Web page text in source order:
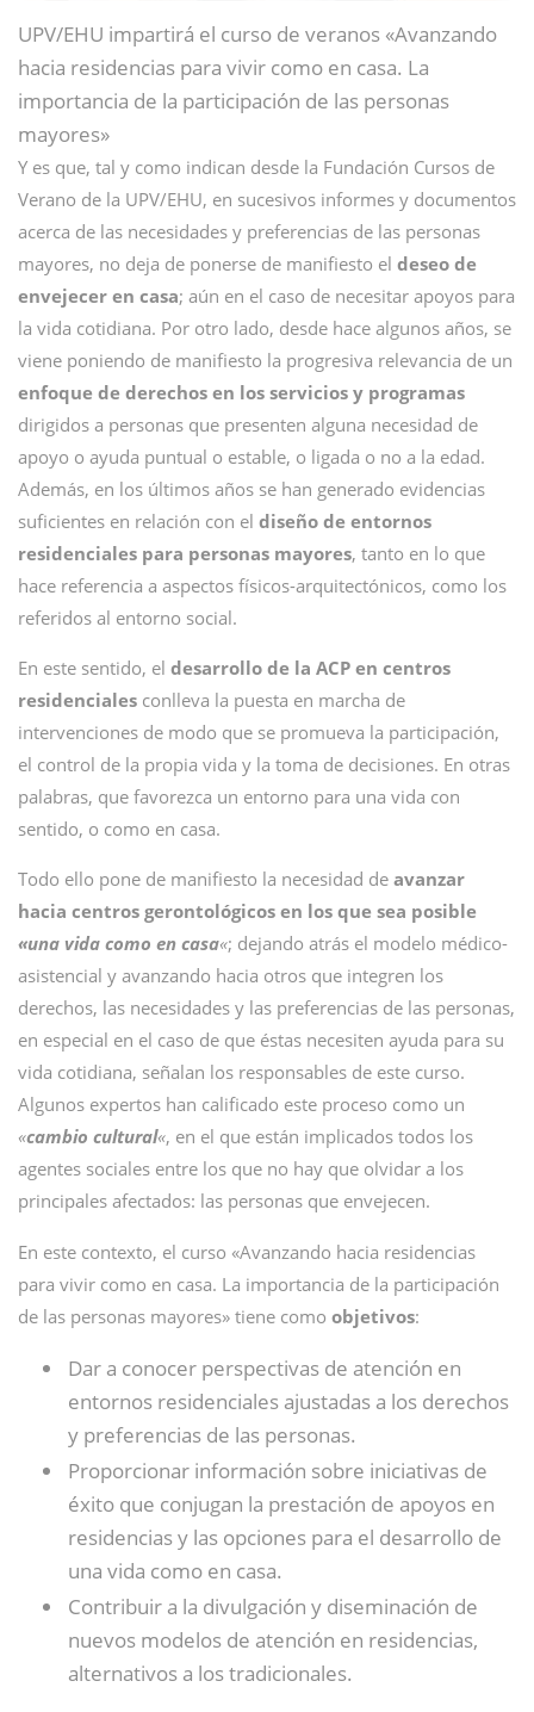
UPV/EHU impartirá el curso de veranos «Avanzando
hacia residencias para vivir como en casa. La
importancia de la participación de las personas
mayores»
Y es que, tal y como indican desde la Fundación Cursos de
Verano de la UPV/EHU, en sucesivos informes y documentos
acerca de las necesidades y preferencias de las personas
mayores, no deja de ponerse de manifiesto el deseo de
envejecer en casa; aún en el caso de necesitar apoyos para
la vida cotidiana. Por otro lado, desde hace algunos años, se
viene poniendo de manifiesto la progresiva relevancia de un
enfoque de derechos en los servicios y programas
dirigidos a personas que presenten alguna necesidad de
apoyo o ayuda puntual o estable, o ligada o no a la edad.
Además, en los últimos años se han generado evidencias
suficientes en relación con el diseño de entornos
residenciales para personas mayores, tanto en lo que
hace referencia a aspectos físicos-arquitectónicos, como los
referidos al entorno social.
En este sentido, el desarrollo de la ACP en centros
residenciales conlleva la puesta en marcha de
intervenciones de modo que se promueva la participación,
el control de la propia vida y la toma de decisiones. En otras
palabras, que favorezca un entorno para una vida con
sentido, o como en casa.
Todo ello pone de manifiesto la necesidad de avanzar
hacia centros gerontológicos en los que sea posible
«una vida como en casa«; dejando atrás el modelo médico-
asistencial y avanzando hacia otros que integren los
derechos, las necesidades y las preferencias de las personas,
en especial en el caso de que éstas necesiten ayuda para su
vida cotidiana, señalan los responsables de este curso.
Algunos expertos han calificado este proceso como un
«cambio cultural«, en el que están implicados todos los
agentes sociales entre los que no hay que olvidar a los
principales afectados: las personas que envejecen.
En este contexto, el curso «Avanzando hacia residencias
para vivir como en casa. La importancia de la participación
de las personas mayores» tiene como objetivos:
Dar a conocer perspectivas de atención en
entornos residenciales ajustadas a los derechos
y preferencias de las personas.
Proporcionar información sobre iniciativas de
éxito que conjugan la prestación de apoyos en
residencias y las opciones para el desarrollo de
una vida como en casa.
Contribuir a la divulgación y diseminación de
nuevos modelos de atención en residencias,
alternativos a los tradicionales.